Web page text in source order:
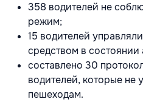
358 водителей не
режим;
15 водителей
средством в состоянии
составлено 30
водителей, которые не
пешеходам.